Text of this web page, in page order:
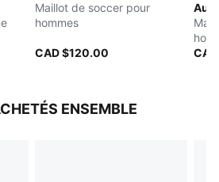
Maillot de soccer pour
hommes
CAD $120.00
ENSEMBLE